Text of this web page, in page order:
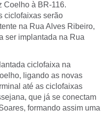
Coelho à BR-116.
ciclofaixas serão
na Rua Alves Ribeiro,
ser implantada na Rua
ciclofaixa na
ligando as novas
até as ciclofaixas
que já se conectam
formando assim uma